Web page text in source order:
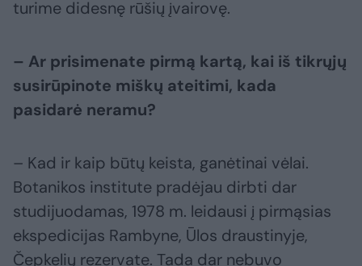
turime didesnę rūšių įvairovę.
– Ar prisimenate pirmą kartą, kai iš tikrųjų
susirūpinote miškų ateitimi, kada
pasidarė neramu?
– Kad ir kaip būtų keista, ganėtinai vėlai.
Botanikos institute pradėjau dirbti dar
studijuodamas, 1978 m. leidausi į pirmąsias
ekspedicijas Rambyne, Ūlos draustinyje,
Čepkelių rezervate. Tada dar nebuvo